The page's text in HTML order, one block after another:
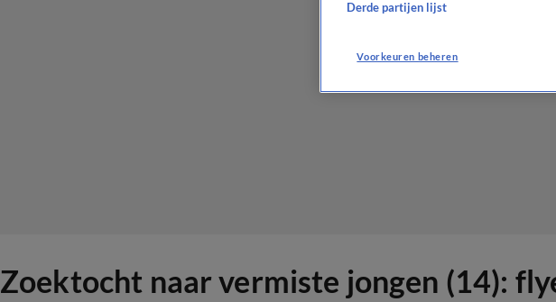
Zoektocht naar vermiste jongen (14):
Derde partijen lijst
Voorkeuren beheren